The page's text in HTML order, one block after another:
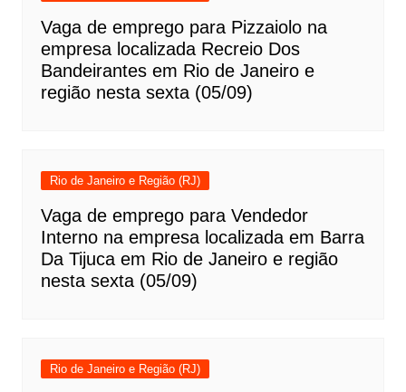
Vaga de emprego para Pizzaiolo na
empresa localizada Recreio Dos
Bandeirantes em Rio de Janeiro e
região nesta sexta (05/09)
Rio de Janeiro e Região (RJ)
Vaga de emprego para Vendedor
Interno na empresa localizada em Barra
Da Tijuca em Rio de Janeiro e região
nesta sexta (05/09)
Rio de Janeiro e Região (RJ)